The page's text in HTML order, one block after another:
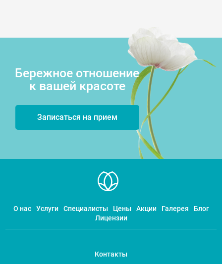
Бережное отношение
к вашей красоте
Записаться на прием
О нас Услуги Специалисты Цены Акции Галерея
Блог
Лицензии
Контакты